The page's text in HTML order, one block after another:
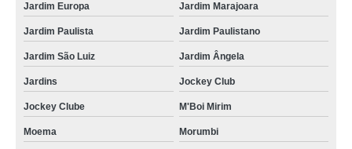
Jardim Europa Jardim Marajoara
Jardim Paulista Jardim Paulistano
Jardim São Luiz Jardim Ângela
Jardins Jockey Club
Jockey Clube M'Boi Mirim
Moema Morumbi